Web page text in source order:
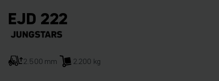
EJD 222
2.500 mm 2.200 kg